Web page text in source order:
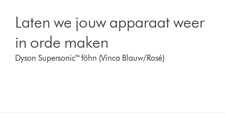
Laten we jouw apparaat weer
in orde maken
Dyson Supersonic™ föhn (Vinca Blauw/Rosé)